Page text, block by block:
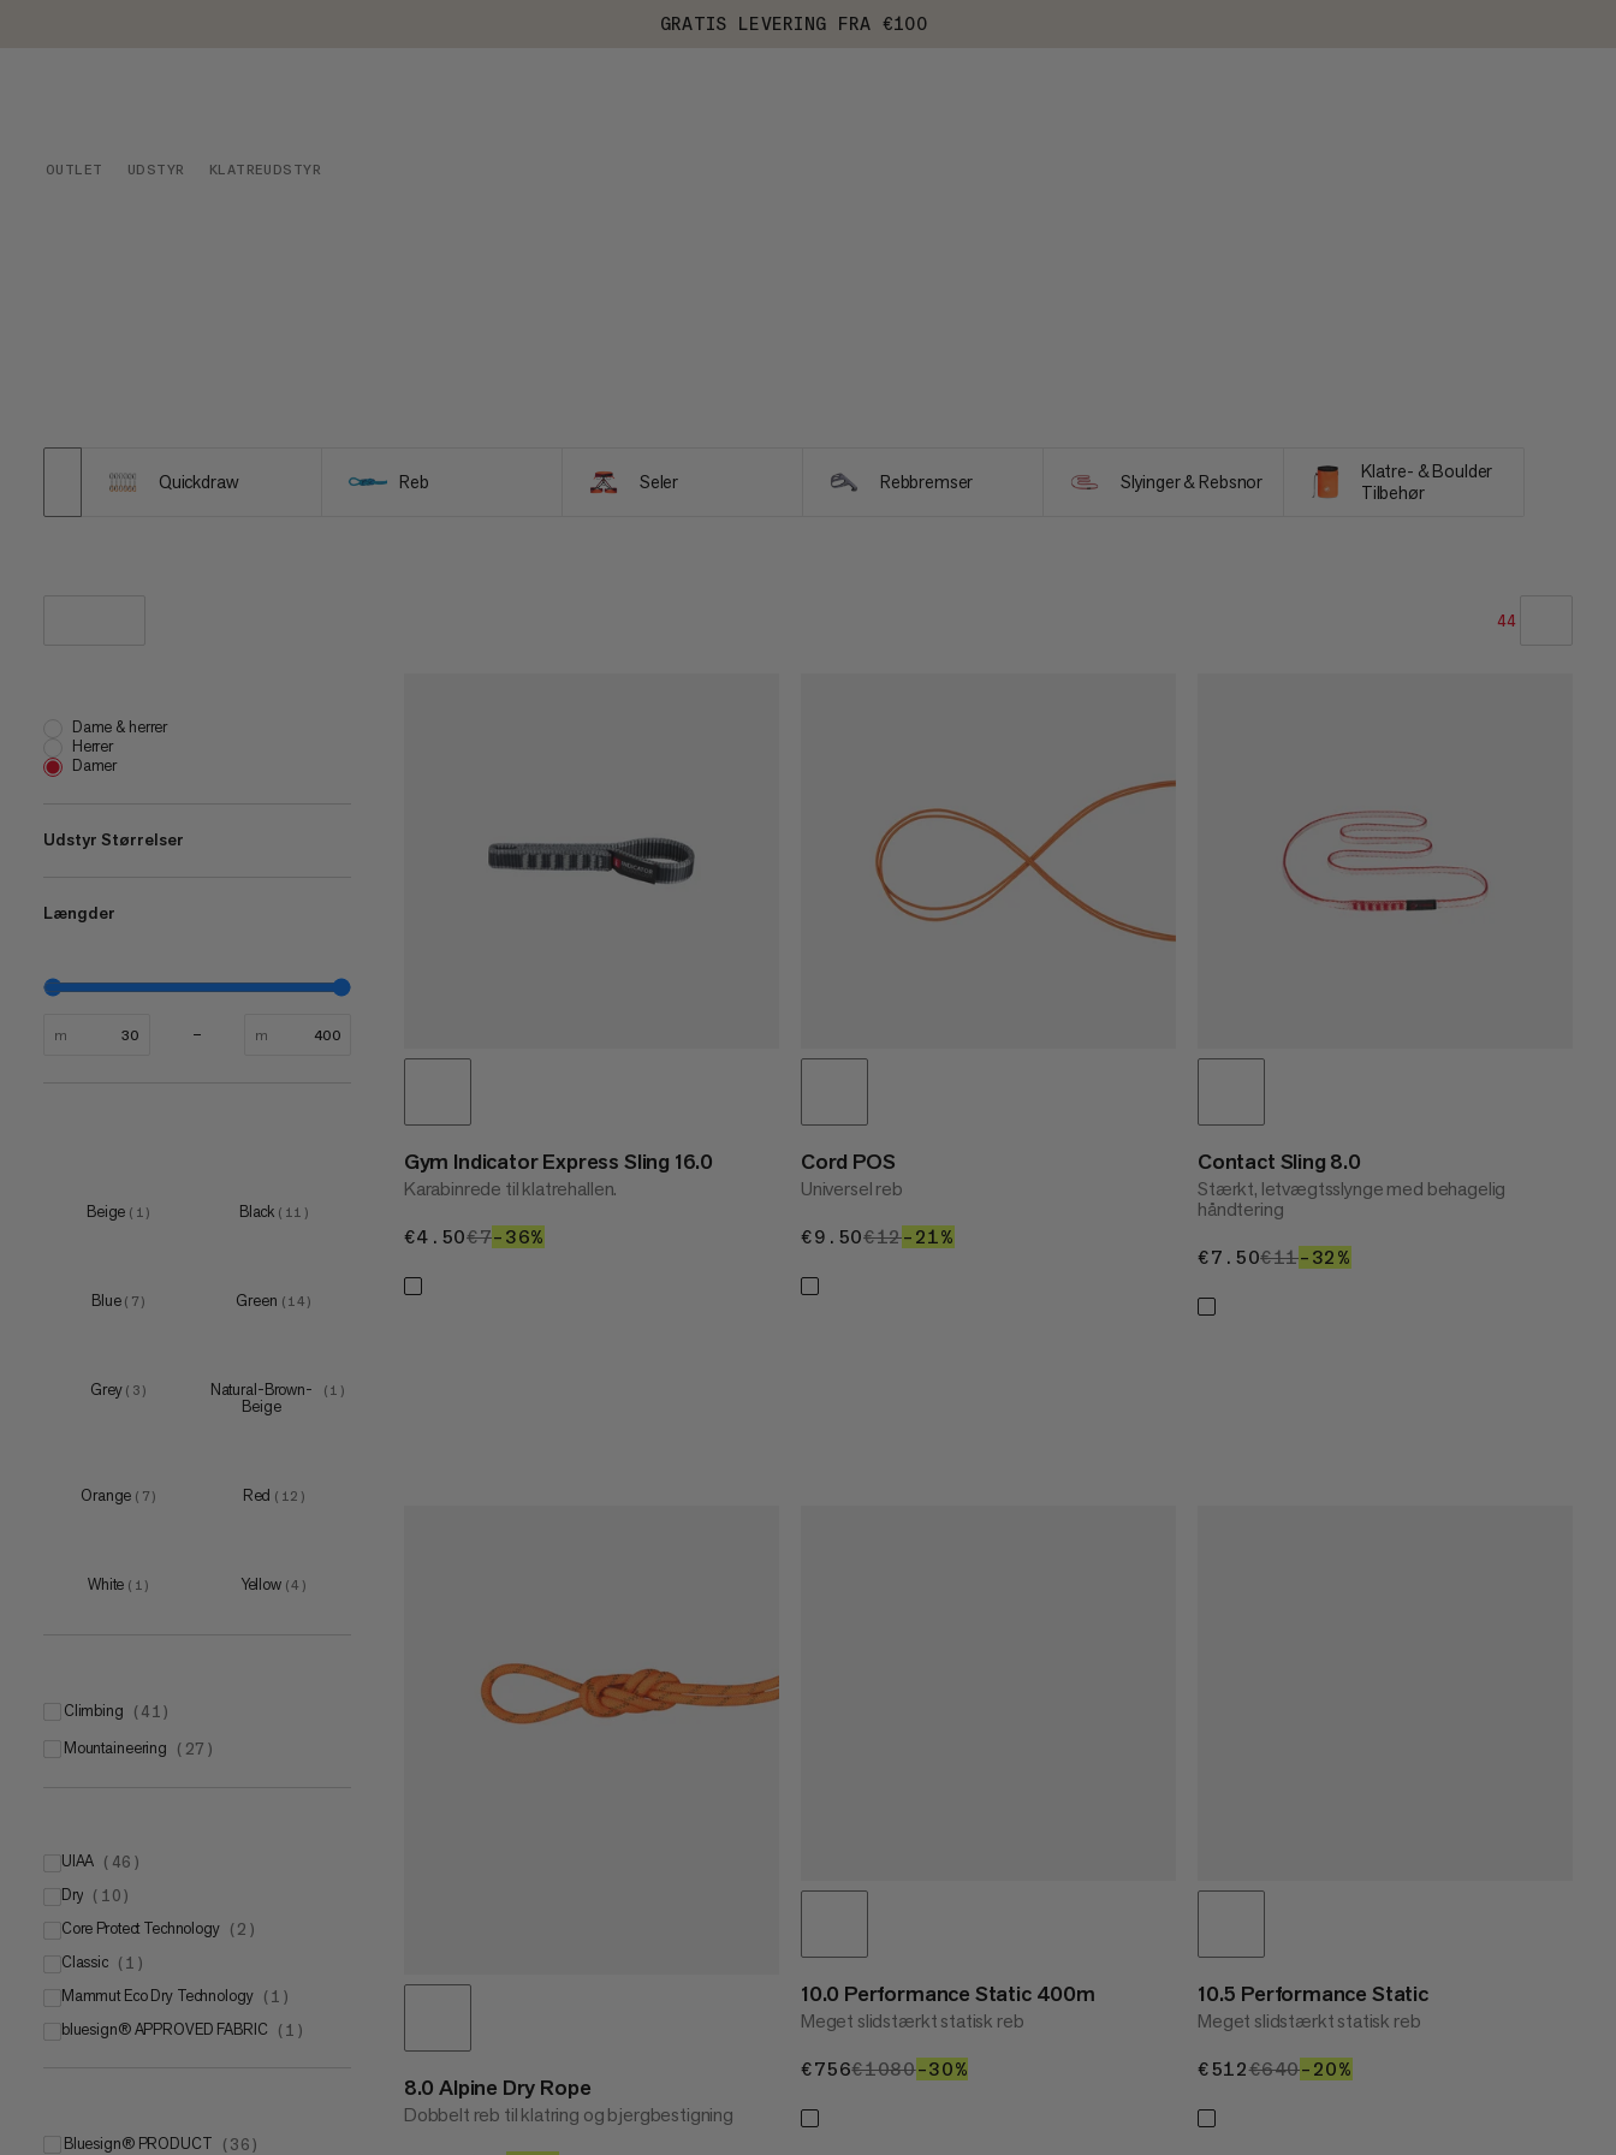
GRATIS LEVERING FRA €100
OUTLET UDSTYR KLATREUDSTYR
Quickdraw Reb Seler Rebbremser Slyinger & Rebsnor
Klatre- & Boulder
Tilbehør
44
HVAD ER NYT
Dame & herrer
Herrer
Damer
Udstyr Størrelser
one size
30 cm (1)
1 )
Længder
m m
Beige ( 1 ) Black ( 11 )
Blue ( 7 ) Green ( 14 )
Grey ( 3 )
Natural-Brown-
Beige
( 1 )
Orange ( 7 ) Red ( 12 )
White ( 1 ) Yellow (4 )
climbing ( 41 )
mountaineering ( 27 )
UIAA ( 46 )
UIAA
UIAA Water Repellent ( 10
Dry ( 10 )
Core Protect Technology ( 2 )
Classic ( 1 )
Mammut Eco Dry Technology ( 1 )
bluesign® APPROVED FABRIC ( 1 )
bluesign® PRODUCT ( 36 )
Gym Indicator Express Sling 16.0
Karabinrede til klatrehallen.
€4.50€4.50
€7€7
–36%
Cord POS
Universel reb
€9.50€9.50
€12€12
–21%
Contact Sling 8.0
Stærkt, letvægtsslynge med behagelig
håndtering
€7.50€7.50
€11€11
–32%
8.0 Alpine Dry Rope
Dobbelt reb til klatring og bjergbestigning
10.0 Performance Static 400m
Meget slidstærkt statisk reb
€756€756
€1080€1080
–30%
10.5 Performance Static
Meget slidstærkt statisk reb
€512€512
€640€640
–20%